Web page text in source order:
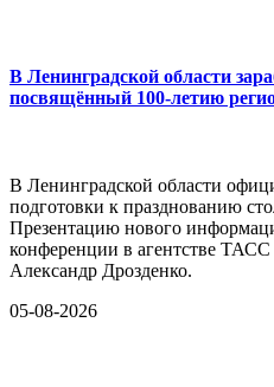
В Ленинградской области
посвящённый 100-летию
В Ленинградской области
подготовки к празднованию
Презентацию нового
конференции в агентстве ТАСС
Александр Дрозденко.
05-08-2026